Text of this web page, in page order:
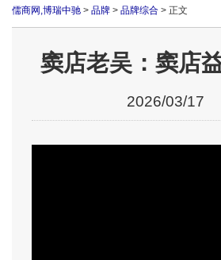
儒商网,博瑞中驰 > 品牌 > 品牌综合 > 正文
窦店老吴：窦店
2026/03/